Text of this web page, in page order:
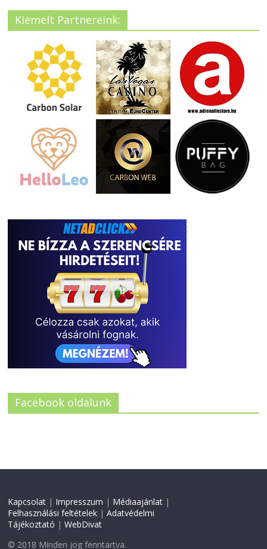
Kiemelt Partnereink:
Facebook oldalunk
Kapcsolat | Impresszum | Médiaajánlat |
Felhasználási feltételek |Adatvédelmi
Tájékoztató |WebDivat
© 2018 Minden jog fenntartva.